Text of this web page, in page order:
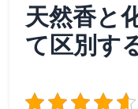
天然香と
て区別す